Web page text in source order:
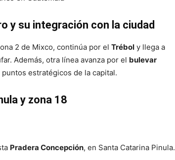
y su integración con la ciudad
2 de Mixco, continúa por el Trébol y llega a
Además, otra línea avanza por el bulevar
estratégicos de la capital.
y zona 18
Pradera Concepción, en Santa Catarina Pinula.